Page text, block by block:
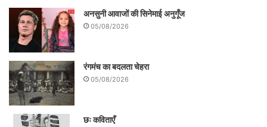
अनसुनी आवाजों की सिनेमाई अनुगूँज
05/08/2026
रंगमंच का बदलता चेहरा
05/08/2026
छः कविताएँ